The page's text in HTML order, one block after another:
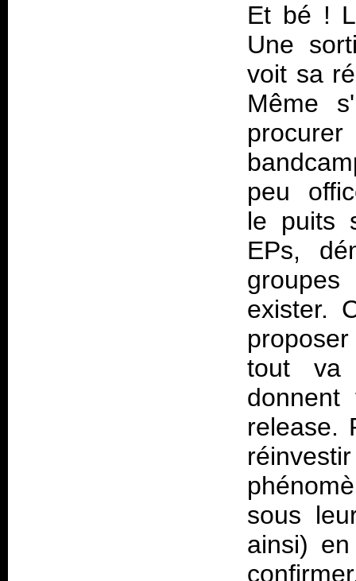
Et bé !
Une
voit sa
Même
peu
le puits
EPs,
exister.
tout va
release.
sous
ainsi)